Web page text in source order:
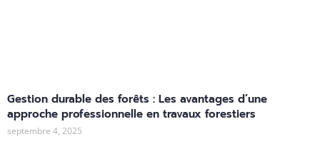
Gestion durable des forêts : Les avantages d’une
approche professionnelle en travaux forestiers
septembre 4, 2025